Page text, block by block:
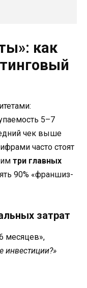
как
5–7
чек выше
часто стоят
три главных
90% «франшиз-
затрат
месяцев»,
инвестиции?»